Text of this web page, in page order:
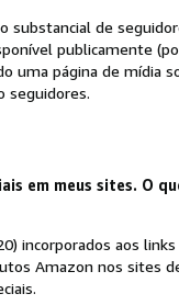
substancial de
publicamente
uma página de mídia
seguidores.
em meus sites. O
incorporados aos
Amazon nos sites